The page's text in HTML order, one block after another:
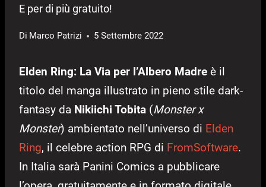
E per di più gratuito!
Di Marco Patrizi 5 Settembre 2022
Elden Ring: La Via per l’Albero Madre è il
titolo del manga illustrato in pieno stile dark-
fantasy da Nikiichi Tobita (Monster x
Monster) ambientato nell’universo di Elden
Ring, il celebre action RPG di FromSoftware.
In Italia sarà Panini Comics a pubblicare